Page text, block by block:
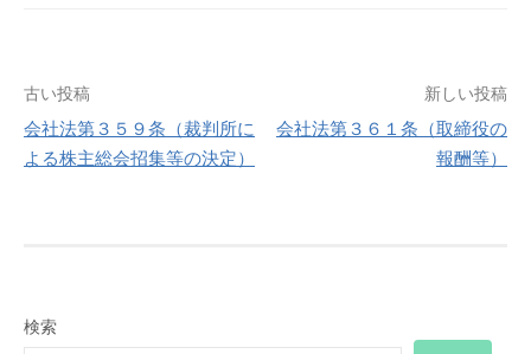
投
稿
古い投稿
会社法第３５９条（裁判所に
よる株主総会招集等の決定）
新しい投稿
会社法第３６１条（取締役の
報酬等）
検索